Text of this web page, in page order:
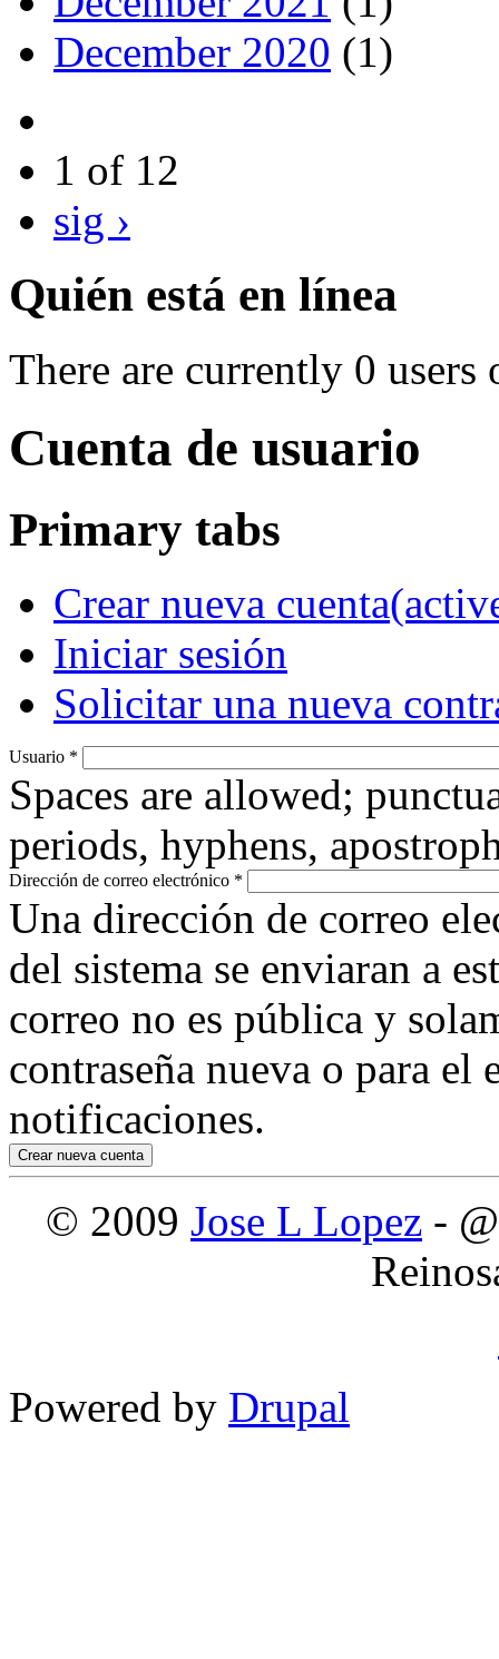
December 2020 (1)
1 of 12
sig ›
Quién está en línea
There are currently 0 users
Cuenta de usuario
Primary tabs
Crear nueva cuenta
Iniciar sesión
Solicitar una nueva
Usuario *
Spaces are allowed;
periods, hyphens,
Dirección de correo electrónico *
Una dirección de correo
del sistema se enviaran a
correo no es pública y
contraseña nueva o para
notificaciones.
© 2009 Jose L Lopez -
Powered by Drupal